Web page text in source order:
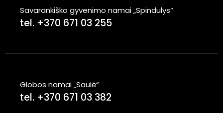
Savarankiško gyvenimo namai „Spindulys“
tel. +370 671 03 255
Globos namai „Saulė“
tel. +370 671 03 382